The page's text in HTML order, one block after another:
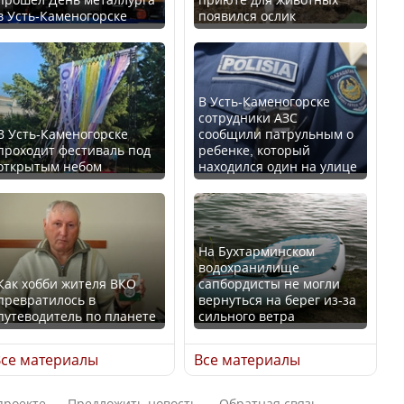
ли представлены
регионов в
төменгі жалақы,
экология: жеті
сайлаушылармен
талқылап жатыр?
зарплата,
экология — о
говорят с
партий
В России введены
дополнительные
ограничения для
казахстанских прав
Трамп официально
вступил в должность
президента США
Луну признали объектом
культурного наследия,
находящегося под
угрозой исчезновения
Усть-Каменогорске
Усть-Каменогорске
фестиваль под
небом
хобби жителя ВКО
в
по планете
материалы
появился ослик
В Усть-Каменогорске
сотрудники АЗС
сообщили патрульным о
ребенке, который
находился один на улице
На Бухтарминском
водохранилище
сапбордисты не могли
вернуться на берег из-за
сильного ветра
Все материалы